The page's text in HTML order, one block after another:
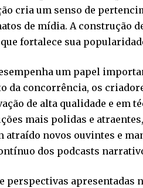
cria um senso de
de mídia. A construção
fortalece sua
um papel
da concorrência, os
de alta qualidade e em
mais polidas e
atraído novos ouvintes e
dos podcasts
perspectivas apresentadas